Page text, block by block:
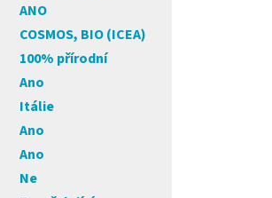
ANO
COSMOS, BIO (ICEA)
100% přírodní
Ano
Itálie
Ano
Ano
Ne